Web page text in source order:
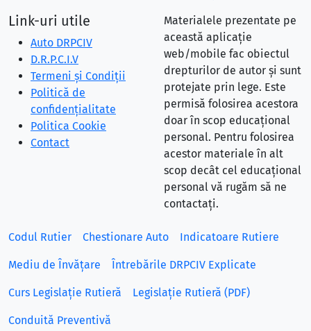
Link-uri utile
Auto DRPCIV
D.R.P.C.I.V
Termeni și Condiții
Politică de
confidențialitate
Politica Cookie
Contact
Materialele prezentate pe
această aplicație
web/mobile fac obiectul
drepturilor de autor și sunt
protejate prin lege. Este
permisă folosirea acestora
doar în scop educațional
personal. Pentru folosirea
acestor materiale în alt
scop decât cel educațional
personal vă rugăm să ne
contactați.
Codul Rutier Chestionare Auto Indicatoare Rutiere
Mediu de Învățare Întrebările DRPCIV Explicate
Curs Legislație Rutieră Legislație Rutieră (PDF)
Conduită Preventivă